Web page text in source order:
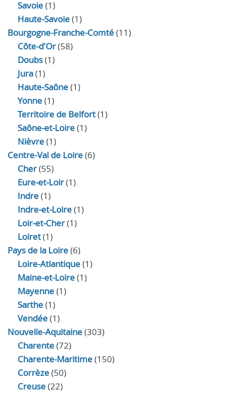
Savoie(1)
Haute-Savoie(1)
Bourgogne-Franche-Comté(11)
Côte-d'Or(58)
Doubs(1)
Jura(1)
Haute‑Saône(1)
Yonne(1)
Territoire de Belfort(1)
Saône-et-Loire(1)
Nièvre(1)
Centre-Val de Loire(6)
Cher(55)
Eure‑et‑Loir(1)
Indre(1)
Indre‑et‑Loire(1)
Loir‑et‑Cher(1)
Loiret(1)
Pays de la Loire(6)
Loire-Atlantique(1)
Maine-et-Loire(1)
Mayenne(1)
Sarthe(1)
Vendée(1)
Nouvelle-Aquitaine(303)
Charente(72)
Charente-Maritime(150)
Corrèze(50)
Creuse(22)